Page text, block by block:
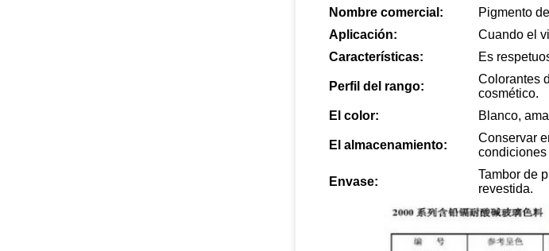
Nombre comercial:
Pigmento
Aplicación:
Cuando el
Características:
Es
Perfil del rango:
Colorantes
cosmético.
El color:
Blanco,
El almacenamiento:
Conservar
condiciones
Envase:
Tambor de
revestida.